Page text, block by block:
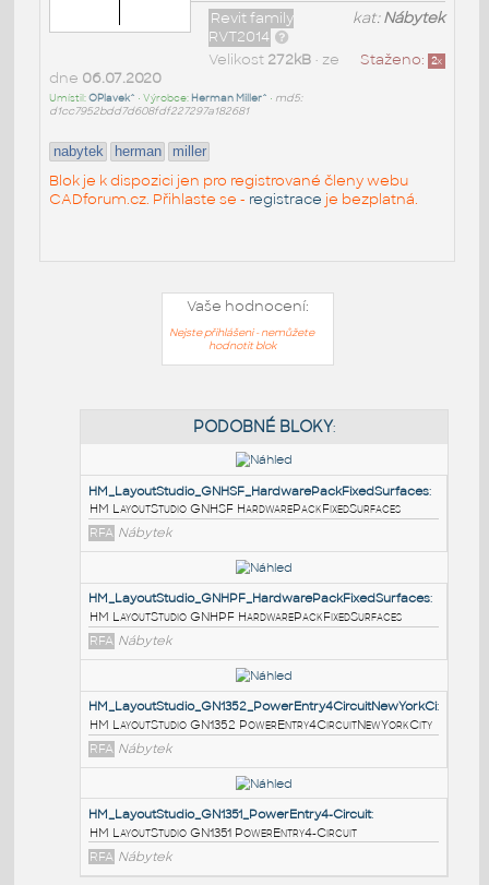
kat:Nábytek
Revit family
RVT2014
Staženo: 2x
Velikost 272kB• ze
dne 06.07.2020
Umístil:OPlavek^ • Výrobce: Herman Miller^ • md5:
d1cc7952bdd7d608fdf227297a182681
nabytek herman miller
Blok je k dispozici jen pro registrované členy webu
CADforum.cz. Přihlaste se - registrace je bezplatná.
Vaše hodnocení:
Nejste přihlášeni - nemůžete
hodnotit blok
PODOBNÉ BLOKY:
HM LayoutStudio GNHSF HardwarePackFixedSurfaces
RFA Nábytek
HM LayoutStudio GNHPF HardwarePackFixedSurfaces
RFA Nábytek